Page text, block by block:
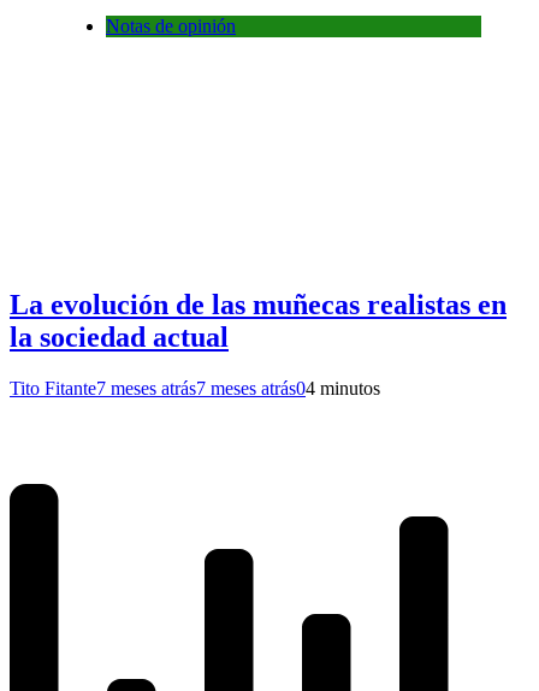
Notas de opinión
La evolución de las muñecas realistas en
la sociedad actual
Tito Fitante7 meses atrás7 meses atrás04 minutos